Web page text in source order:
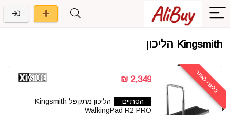
Kingsmith הליכון
בלעדי לאתר 2,349 ₪
הסתיים
הליכון מתקפל Kingsmith
WalkingPad R2 PRO